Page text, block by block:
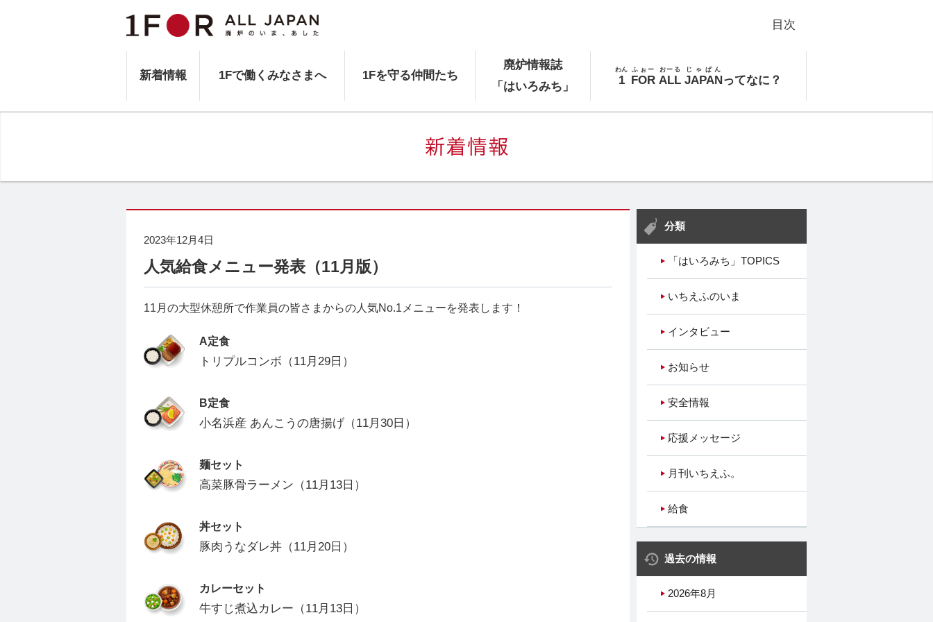
新着情報 1Fで働くみなさまへ 1Fを守る仲間たち
廃炉情報誌
「はいろみち」
1
わん
FOR
ふぉー
ALL
おーる
JAPAN
じゃぱん
ってなに？
目次
2023年12月4日
人気給食メニュー発表（11月版）
11月の大型休憩所で作業員の皆さまからの人気No.1メニューを発表します！
A定食
トリプルコンボ（11月29日）
B定食
小名浜産 あんこうの唐揚げ（11月30日）
麺セット
高菜豚骨ラーメン（11月13日）
丼セット
豚肉うなダレ丼（11月20日）
カレーセット
牛すじ煮込カレー（11月13日）
分類
「はいろみち」TOPICS
いちえふのいま
インタビュー
お知らせ
安全情報
応援メッセージ
月刊いちえふ。
給食
過去の情報
2026年8月